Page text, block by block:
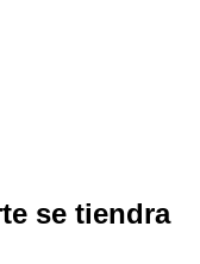
se tiendra